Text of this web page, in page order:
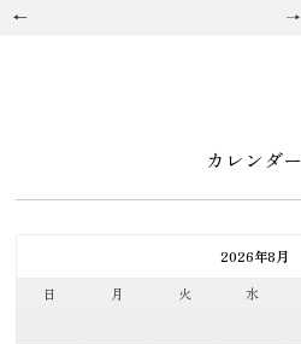
カレンダー
2026年8月
日
月 火 水